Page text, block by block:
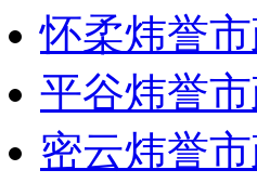
怀柔炜誉
平谷炜誉
密云炜誉